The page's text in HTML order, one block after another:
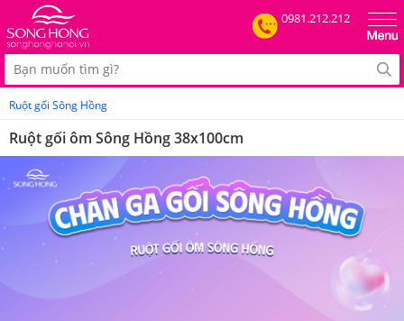
0981.212.212
Ruột gối Sông Hồng
Ruột gối ôm Sông Hồng 38x100cm